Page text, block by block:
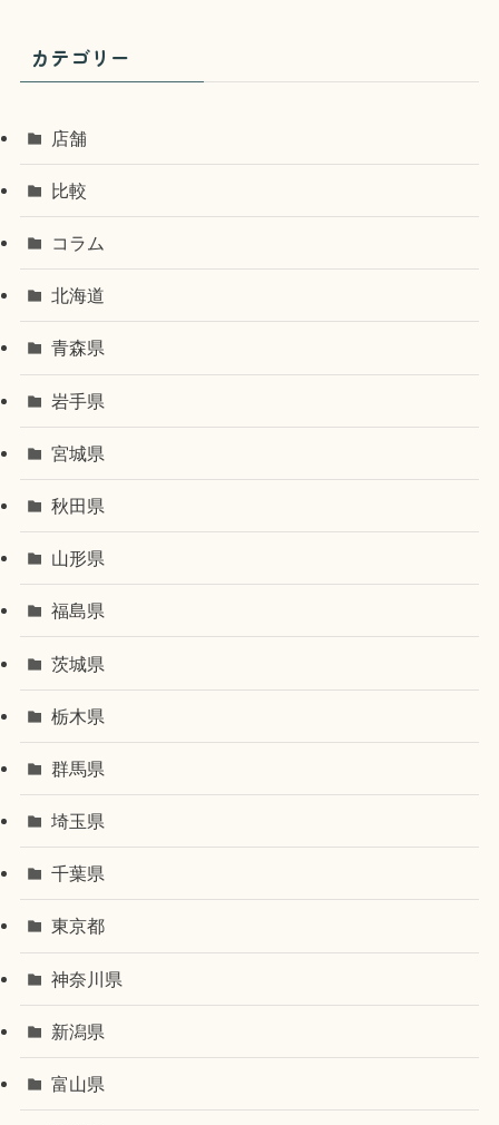
カテゴリー
店舗
比較
コラム
北海道
青森県
岩手県
宮城県
秋田県
山形県
福島県
茨城県
栃木県
群馬県
埼玉県
千葉県
東京都
神奈川県
新潟県
富山県